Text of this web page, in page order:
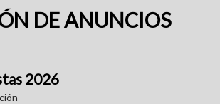
DE ANUNCIOS
2026